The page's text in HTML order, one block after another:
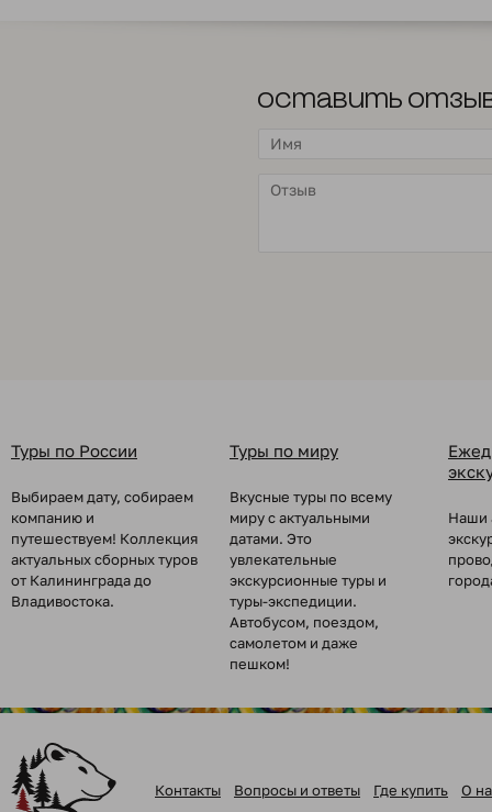
Оставить
Туры по России
Выбираем дату, собираем
компанию и
путешествуем! Коллекция
актуальных сборных туров
от Калининграда до
Владивостока.
Туры по миру
Вкусные туры по всему
миру с актуальными
датами. Это
увлекательные
экскурсионные туры и
туры-экспедиции.
Автобусом, поездом,
самолетом и даже
пешком!
Наши
Контакты Вопросы и ответы Где купить О